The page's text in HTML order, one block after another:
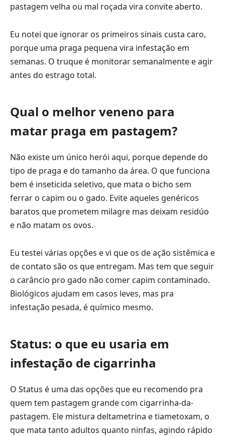
pastagem velha ou mal roçada vira convite aberto.
Eu notei que ignorar os primeiros sinais custa caro,
porque uma praga pequena vira infestação em
semanas. O truque é monitorar semanalmente e agir
antes do estrago total.
Qual o melhor veneno para
matar praga em pastagem?
Não existe um único herói aqui, porque depende do
tipo de praga e do tamanho da área. O que funciona
bem é inseticida seletivo, que mata o bicho sem
ferrar o capim ou o gado. Evite aqueles genéricos
baratos que prometem milagre mas deixam residúo
e não matam os ovos.
Eu testei várias opções e vi que os de ação sistêmica e
de contato são os que entregam. Mas tem que seguir
o carâncio pro gado não comer capim contaminado.
Biológicos ajudam em casos leves, mas pra
infestação pesada, é químico mesmo.
Status: o que eu usaria em
infestação de cigarrinha
O Status é uma das opções que eu recomendo pra
quem tem pastagem grande com cigarrinha-da-
pastagem. Ele mistura deltametrina e tiametoxam, o
que mata tanto adultos quanto ninfas, agindo rápido